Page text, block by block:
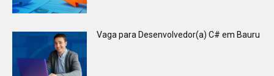
Vaga para Desenvolvedor(a) C# em Bauru